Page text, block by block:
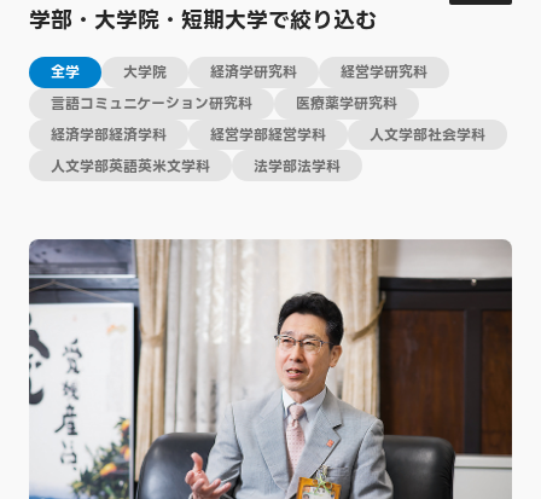
学部・大学院・短期大学で絞り込む
全学 大学院 経済学研究科
経営学研究科
言語コミュニケーション研究科
医療薬学研究科
経済学部経済学科
経営学部経営学科
人文学部社会学科
人文学部英語英米文学科
法学部法学科